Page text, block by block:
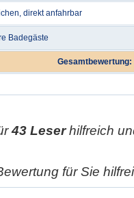
direkt anfahrbar
Badegäste
Gesamtbewertung:
43 Leserhilfreich
für Sie